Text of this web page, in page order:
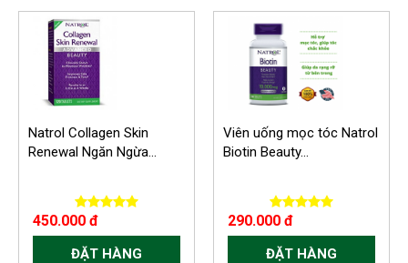
Natrol Collagen Skin
Renewal Ngăn Ngừa...
450.000 đ
ĐẶT HÀNG
Viên uống mọc tóc Natrol
Biotin Beauty...
290.000 đ
ĐẶT HÀNG